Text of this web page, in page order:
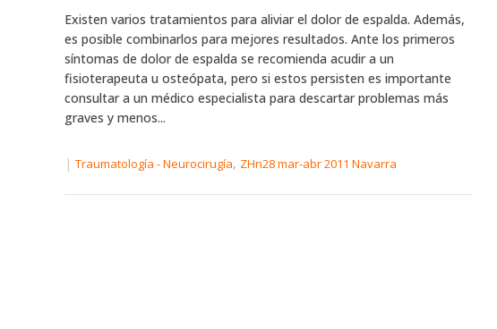
Existen varios tratamientos para aliviar el dolor de espalda. Además,
es posible combinarlos para mejores resultados. Ante los primeros
síntomas de dolor de espalda se recomienda acudir a un
fisioterapeuta u osteópata, pero si estos persisten es importante
consultar a un médico especialista para descartar problemas más
graves y menos...
| Traumatología - Neurocirugía, ZHn28 mar-abr 2011 Navarra